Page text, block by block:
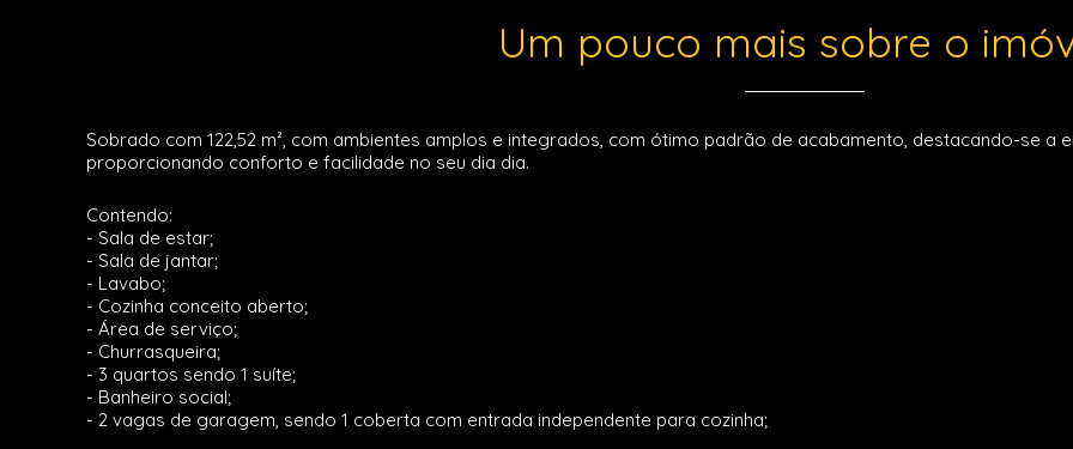
Um pouco mais sobre o
Sobrado com 122,52 m², com ambientes amplos e integrados, com ótimo padrão de acabamento, destacando-se a
proporcionando conforto e facilidade no seu dia dia.
Contendo:
- Sala de estar;
- Sala de jantar;
- Lavabo;
- Cozinha conceito aberto;
- Área de serviço;
- Churrasqueira;
- 3 quartos sendo 1 suíte;
- Banheiro social;
- 2 vagas de garagem, sendo 1 coberta com entrada independente para cozinha;